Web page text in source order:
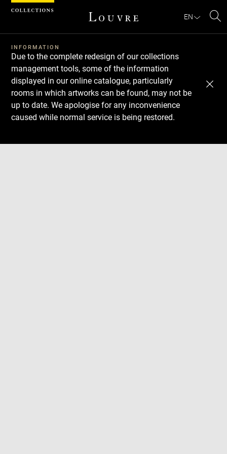
EN
INFORMATION
Due to the complete redesign of our collections
management tools, some of the information
displayed in our online catalogue, particularly
rooms in which artworks can be found, may not be
up to date. We apologise for any inconvenience
caused while normal service is being restored.
Download
Next
Previous
Cookies management panel